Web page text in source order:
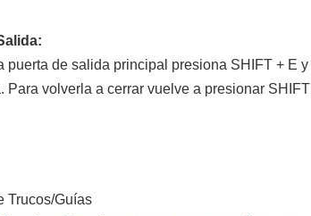
puerta de salida principal presiona SHIFT + E
Para volverla a cerrar vuelve a presionar
Trucos/Guías